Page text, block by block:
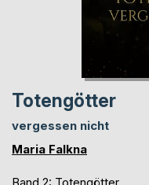
Totengötter
vergessen nicht
Maria Falkna
Band 2: Totengötter